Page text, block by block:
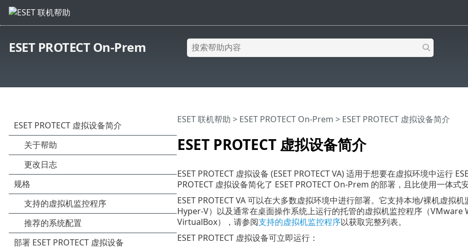
ESET PROTECT On-Prem
ESET PROTECT 虚拟设备简介
ESET 联机帮助 > ESET PROTECT On-Prem > ESET PROTECT 虚拟设备简介
ESET PROTECT 虚拟设备 (ESET PROTECT VA) 适用于想要在虚拟环境中运行
PROTECT 虚拟设备简化了 ESET PROTECT On-Prem 的部署，且比使用一体式
ESET PROTECT VA 可以在大多数虚拟环境中进行部署。它支持本地/裸机虚
Hyper-V）以及通常在桌面操作系统上运行的托管的虚拟机监控程序（
VirtualBox），请参阅支持的虚拟机监控程序以获取完整列表。
ESET PROTECT 虚拟设备可立即运行：